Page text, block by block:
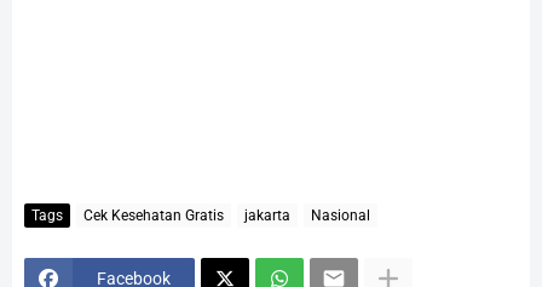
Tags Cek Kesehatan Gratis jakarta Nasional
Facebook